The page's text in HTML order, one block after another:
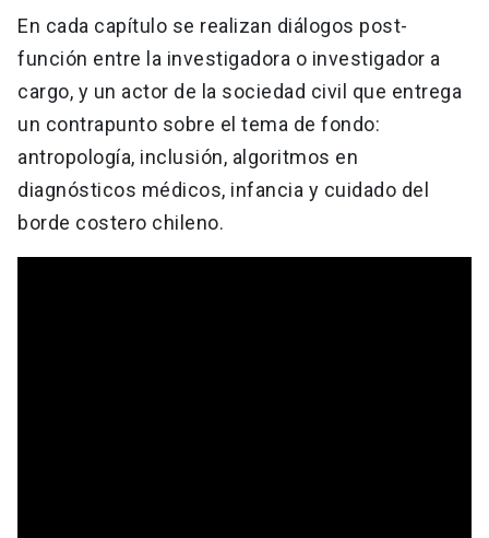
En cada capítulo se realizan diálogos post-
función entre la investigadora o investigador a
cargo, y un actor de la sociedad civil que entrega
un contrapunto sobre el tema de fondo:
antropología, inclusión, algoritmos en
diagnósticos médicos, infancia y cuidado del
borde costero chileno.